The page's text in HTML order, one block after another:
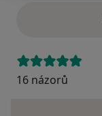
16 názorů